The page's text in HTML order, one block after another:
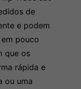
de
e podem
pouco
que os
rápida e
ou uma